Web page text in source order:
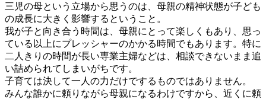
三児の母という立場から思うのは、母親の精神状態が子ども
の成長に大きく影響するということ。
我が子と向き合う時間は、母親にとって楽しくもあり、思っ
ている以上にプレッシャーのかかる時間でもあります。特に
二人きりの時間が長い専業主婦などは、相談できないまま追
い詰められてしまいがちです。
子育ては決して一人の力だけでするものではありません。
みんな誰かに頼りながら母親になるわけですから、近くに頼